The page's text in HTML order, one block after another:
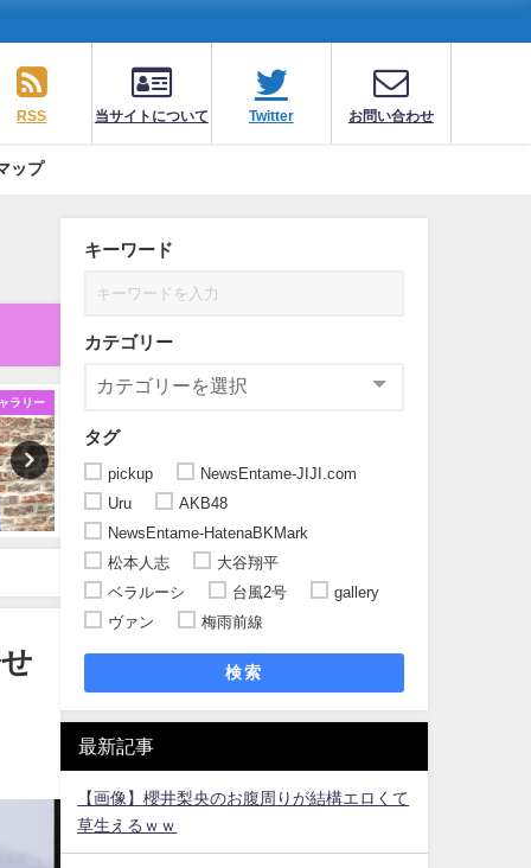
RSS 当サイトについて Twitter お問い合わせ
ップ
ラリー
キーワード
カテゴリー
タグ
pickup
NewsEntame-JIJI.com
Uru
AKB48
NewsEntame-HatenaBKMark
松本人志
大谷翔平
ベラルーシ
台風2号
gallery
ヴァン
梅雨前線
検索
最新記事
【画像】櫻井梨央のお腹周りが結構エロくて
草生えるｗｗ